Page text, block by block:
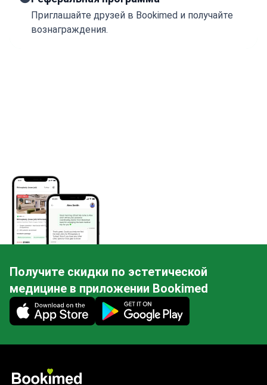
Приглашайте друзей в Bookimed и получайте
вознаграждения.
Получите скидки по эстетической
медицине в приложении Bookimed
Mobile app illustration